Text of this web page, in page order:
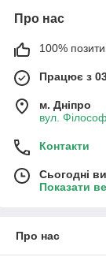
Про нас
100%
Працює з
м. Дніпро
вул.
Контакти
Сьогодні
Показати
Про нас